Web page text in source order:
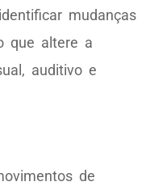
mudanças
que altere a
auditivo e
de